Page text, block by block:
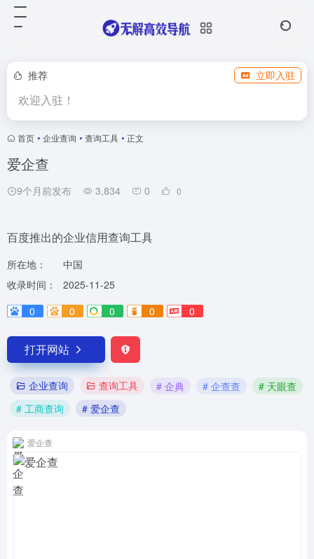
推荐 立即入驻
欢迎入驻！
首页 • 企业查询 • 查询工具 • 正文
爱企查
9个月前发布 3,834 0 0
百度推出的企业信用查询工具
所在地：
中国
收录时间：
2025-11-25
0
0 0 0 0
打开网站
企业查询 查询工具 # 企典 # 企查查
# 天眼查
# 工商查询
# 爱企查
爱企查